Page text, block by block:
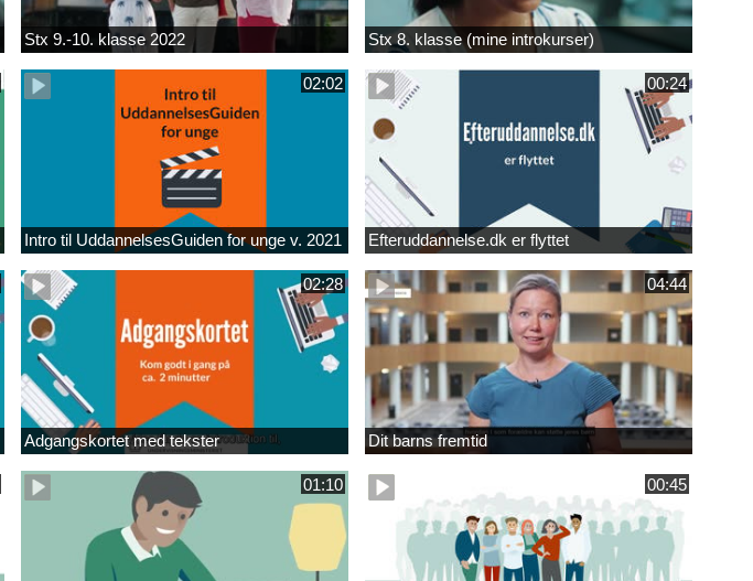
Stx 9.-10. klasse 2022 Stx 8. klasse (mine introkurser)
02:02
Intro til UddannelsesGuiden for unge v. 2021
00:24
Efteruddannelse.dk er flyttet
02:28
Adgangskortet med tekster
04:44
Dit barns fremtid
01:10 00:45